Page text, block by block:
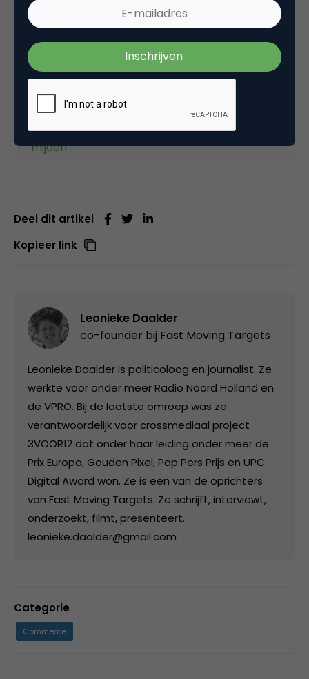
Met 50 werknemers en maandelijks 600 miljoen
pageviews, timmert Crowdynews aan de weg
Klepper moet van een ontwikkelorganisatie een
verkooporganisatie worden
bedrijven op te bouwen
Hoe Voys blijft innoveren door patenten te
mijden
Deel dit artikel
Kopieer link
Leonieke Daalder
co-founder bij Fast Moving Targets
Leonieke Daalder is politicoloog en journalist. Ze
werkte voor onder meer Radio Noord Holland en
de VPRO. Bij de laatste omroep was ze
verantwoordelijk voor crossmediaal project
3VOOR12 dat onder haar leiding onder meer de
Prix Europa, Gouden Pixel, Pop Pers Prijs en UPC
Digital Award won. Ze is een van de oprichters
van Fast Moving Targets. Ze schrijft, interviewt,
onderzoekt, filmt, presenteert.
leonieke.daalder@gmail.com
Categorie
Commerce